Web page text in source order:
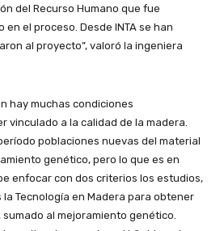
del Recurso Humano que fue
el proceso. Desde INTA se han
al proyecto”, valoró la ingeniera
hay muchas condiciones
vinculado a la calidad de la madera.
poblaciones nuevas del material
genético, pero lo que es en
enfocar con dos criterios los estudios,
Tecnología en Madera para obtener
al mejoramiento genético.